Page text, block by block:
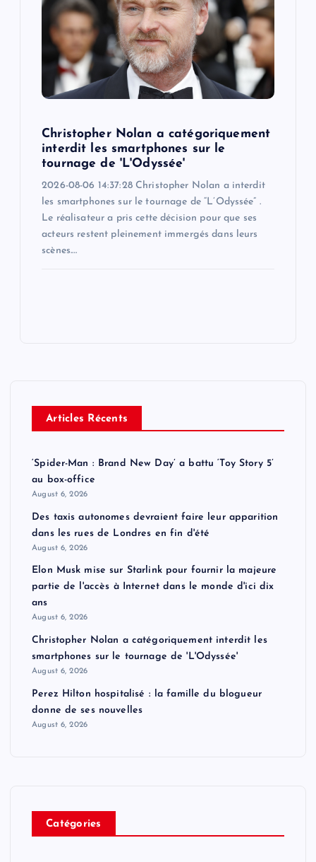
Christopher Nolan a catégoriquement
interdit les smartphones sur le
tournage de 'L'Odyssée'
2026-08-06 14:37:28 Christopher Nolan a interdit
les smartphones sur le tournage de “L’Odyssée” .
Le réalisateur a pris cette décision pour que ses
acteurs restent pleinement immergés dans leurs
scènes.…
Articles Récents
‘Spider-Man : Brand New Day’ a battu ‘Toy Story 5’
au box-office
August 6, 2026
Des taxis autonomes devraient faire leur apparition
dans les rues de Londres en fin d'été
August 6, 2026
Elon Musk mise sur Starlink pour fournir la majeure
partie de l'accès à Internet dans le monde d'ici dix
ans
August 6, 2026
Christopher Nolan a catégoriquement interdit les
smartphones sur le tournage de 'L'Odyssée'
August 6, 2026
Perez Hilton hospitalisé : la famille du blogueur
donne de ses nouvelles
August 6, 2026
Catégories